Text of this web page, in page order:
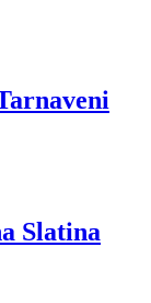
Slatina